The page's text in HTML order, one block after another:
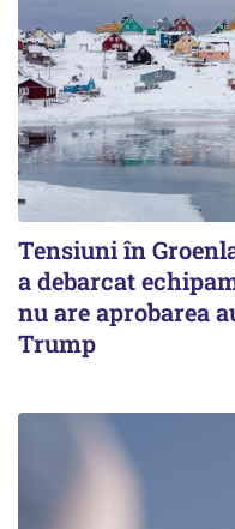
Tensiuni în
a debarcat
nu are aprobarea
Trump